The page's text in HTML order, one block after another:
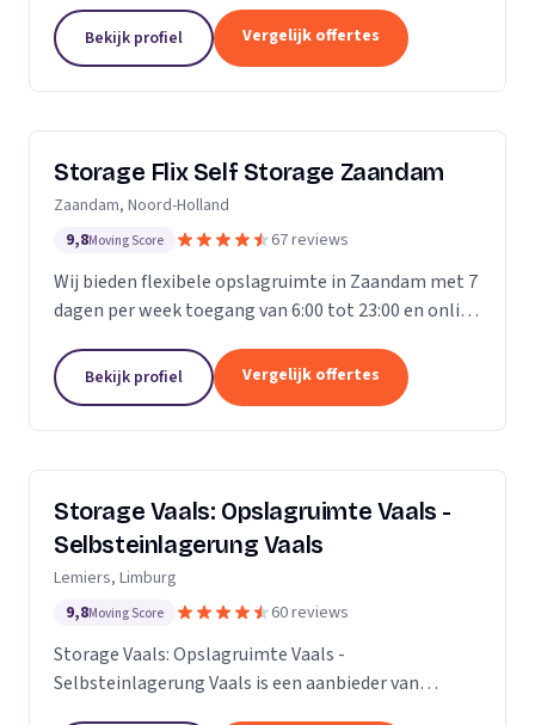
Bekijk profiel Vergelijk offertes
Storage Flix Self Storage Zaandam
Zaandam, Noord-Holland
9,8Moving Score 67 reviews
Wij bieden flexibele opslagruimte in Zaandam met 7
dagen per week toegang van 6:00 tot 23:00 en online
Bekijk profiel Vergelijk offertes
Storage Vaals: Opslagruimte Vaals -
Selbsteinlagerung Vaals
Lemiers, Limburg
9,8Moving Score 60 reviews
Storage Vaals: Opslagruimte Vaals -
Selbsteinlagerung Vaals is een aanbieder van